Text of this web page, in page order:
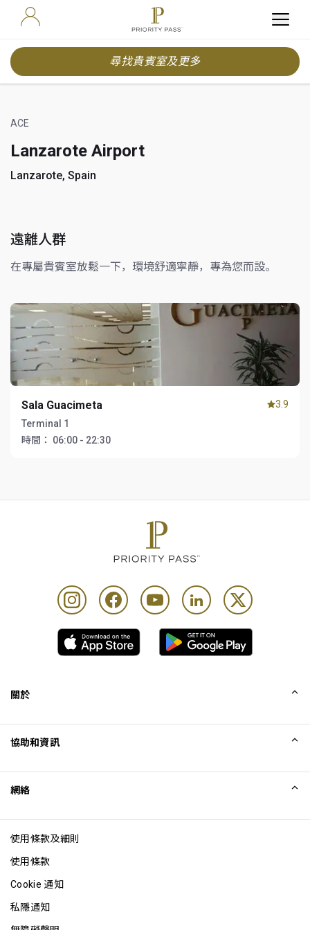
尋找貴賓室及更多
ACE
Lanzarote Airport
Lanzarote, Spain
遠離人群
在專屬貴賓室放鬆一下，環境舒適寧靜，專為您而設。
Sala Guacimeta
Terminal 1
時間：
06:00 - 22:30
3.9
關於
Excellence Awards
網誌
協助和資訊
網絡
使用條款及細則
使用條款
Cookie 通知
私隱通知